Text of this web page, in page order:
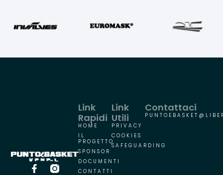
Link
Utili
PRIVACY
COOKIES
SAFEGUARDING
Link
Rapidi
HOME
IL
PROGETTO
SPONSOR
DOCUMENTI
CONTATTI
Contattaci